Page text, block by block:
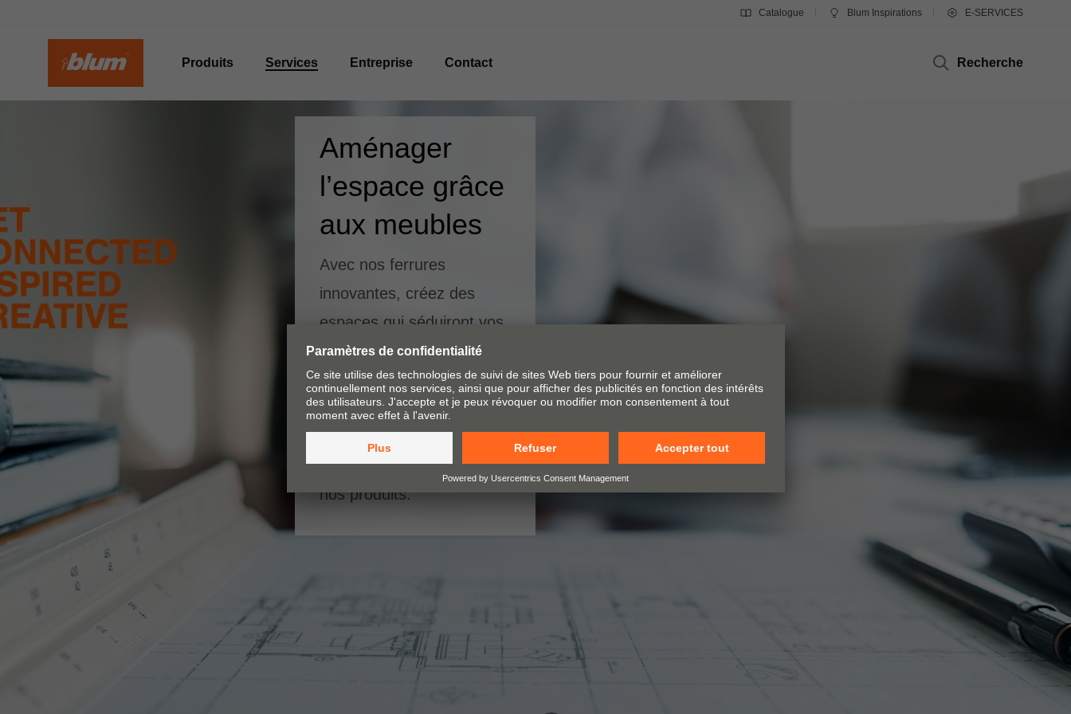
Catalogue Blum Inspirations E-SERVICES
Produits Services Entreprise Contact Recherche
Aménager
l’espace grâce
aux meubles
Avec nos ferrures
innovantes, créez des
espaces qui séduiront vos
clients. Faites défiler dans
une direction ou cliquez
dans une pièce. Les points
orange vous donnent des
informations détaillées sur
nos produits.